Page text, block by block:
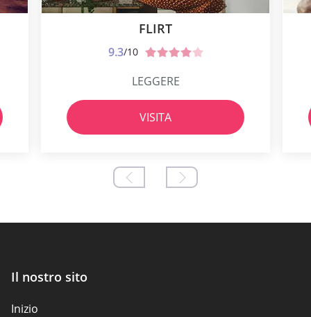
FLIRT
9.3/10
LEGGERE
VISITA
Il nostro sito
Inizio